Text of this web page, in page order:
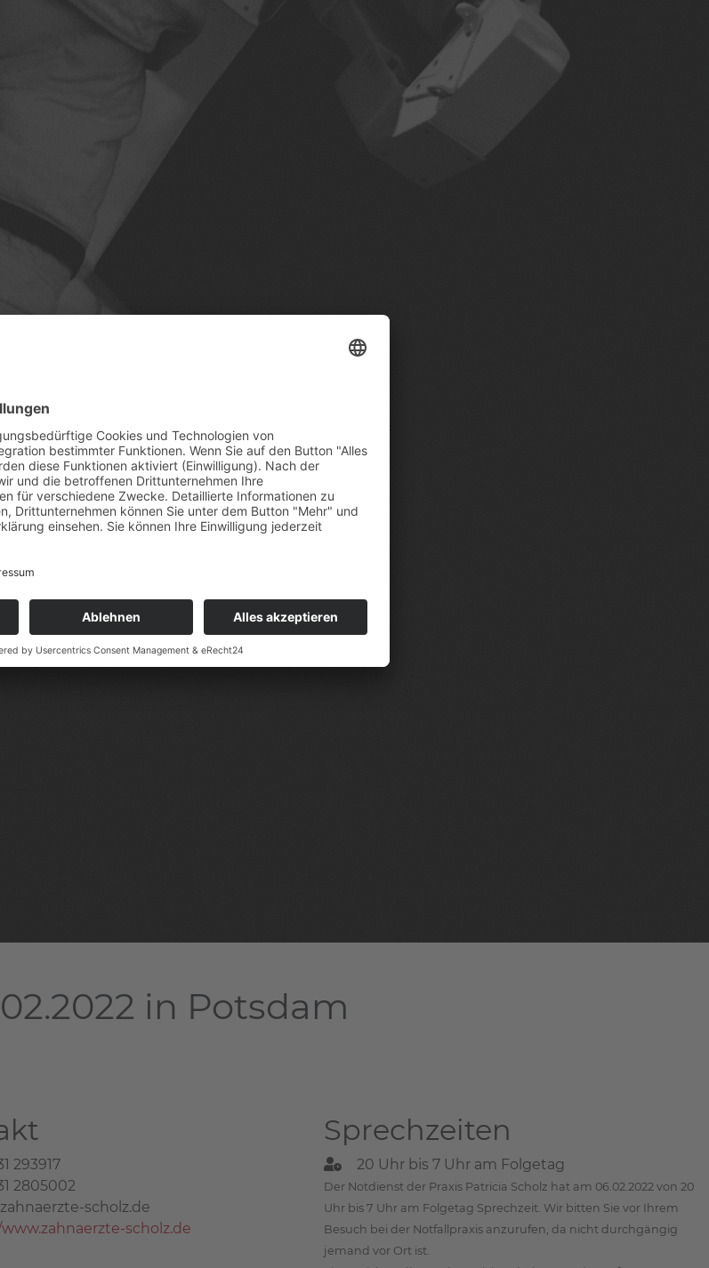
in Potsdam
293917
2805002
scholz.de
scholz.de
Sprechzeiten
20 Uhr bis 7 Uhr am Folgetag
Der Notdienst der Praxis Patricia Scholz hat am 06.02.2022 von 20
Uhr bis 7 Uhr am Folgetag Sprechzeit. Wir bitten Sie vor Ihrem
Besuch bei der Notfallpraxis anzurufen, da nicht durchgängig
jemand vor Ort ist.